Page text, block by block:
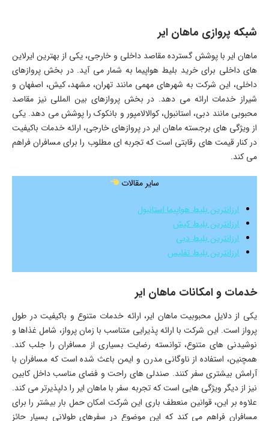
شبکه پروازی ماهان ایر
ماهان ایر با پوشش گسترده مقاصد داخلی و خارجی، یکی از بهترین ایرلاین
های داخلی برای خرید بلیط هواپیما به شمار می آید. در بخش پروازهای
داخلی، این شرکت به شهرهای مهمی مانند تهران، مشهد، کیش، اصفهان و
شیراز خدمات ارائه می دهد. در بخش پروازهای بین المللی نیز مقاصد
محبوبی مانند دبی، استانبول، کوالالامپور و بانکوک را پوشش می دهد. یکی
از ویژگی های برجسته ماهان ایر در پروازهای خارجی، ارائه خدمات باکیفیت
در کنار قیمت های رقابتی است که تجربه ای مطلوب را برای مسافران فراهم
می کند.
سایر مقالات
ارزانترین بلیط هواپیما استانبول
ارزانترین بلیط کیش
ارزانترین بلیط دبی
ارزانترین بلیط تفلیس
خدمات و امکانات ماهان ایر
یکی از دلایل محبوبیت ماهان ایر، ارائه خدمات متنوع و باکیفیت در طول
پرواز است. این شرکت با ارائه پذیرایی متناسب با زمان پرواز، شامل غذاها و
نوشیدنی های متنوع، توانسته رضایت بسیاری از مسافران را جلب کند.
همچنین، استفاده از ناوگانی مدرن و ایمن باعث شده است که مسافران با
آرامش بیشتری سفر کنند. صندلی های راحت و فضای مناسب داخل کابین
نیز از دیگر ویژگی هایی است که تجربه سفر با ماهان ایر را دلپذیرتر می کند.
علاوه بر این، قوانین منعطف باری این شرکت امکان حمل بار بیشتر را برای
مسافران فراهم می کند که این موضوع در سفرهای طولانی بسیار حائز